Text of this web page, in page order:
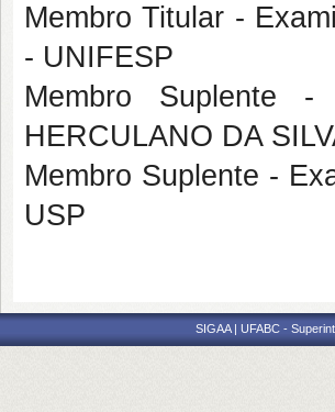
Membro Titular -
- UNIFESP
Membro Suplente
HERCULANO DA
Membro Suplente -
USP
SIGAA | UFABC -